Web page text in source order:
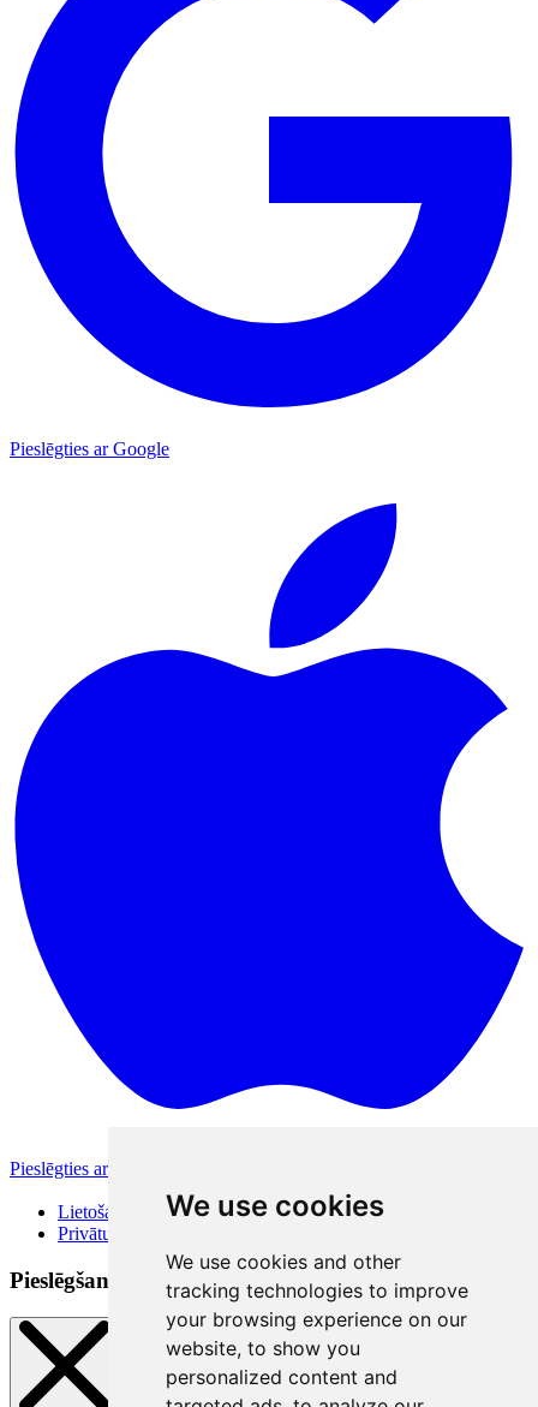
We use cookies
We use cookies and other
tracking technologies to improve
your browsing experience on our
website, to show you
personalized content and
Pieslēgties ar Google
Pieslēgties ar Apple
Lietošanas noteikumi
Privātuma politika
Pieslēgšanās veidi